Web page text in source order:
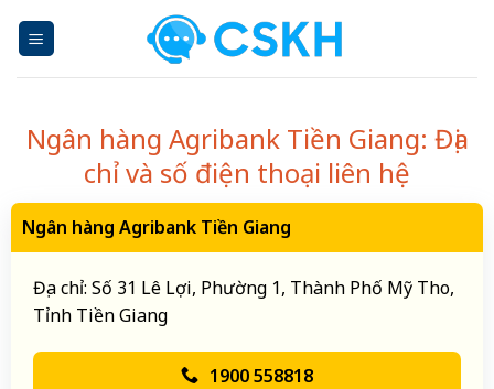
Ngân hàng Agribank Tiền Giang: Địa
chỉ và số điện thoại liên hệ
Ngân hàng Agribank Tiền Giang
Địa chỉ: Số 31 Lê Lợi, Phường 1, Thành Phố Mỹ Tho,
Tỉnh Tiền Giang
1900 558818